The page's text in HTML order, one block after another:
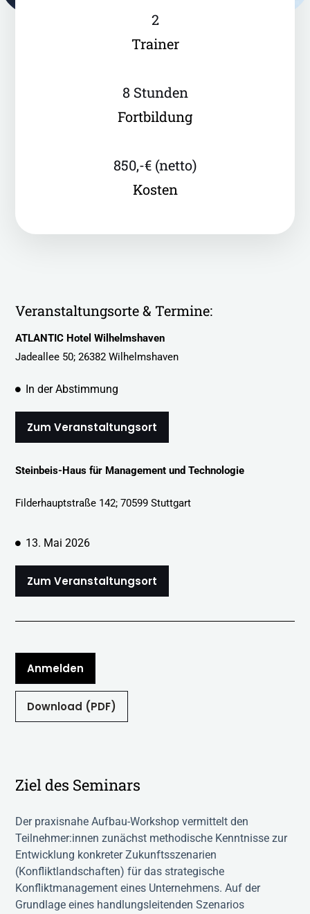
2
Trainer
8 Stunden
Fortbildung
850,-€ (netto)
Kosten
Veranstaltungsorte & Termine:
ATLANTIC Hotel Wilhelmshaven
Jadeallee 50; 26382 Wilhelmshaven
In der Abstimmung
Zum Veranstaltungsort
Steinbeis-Haus für Management und Technologie
Filderhauptstraße 142; 70599 Stuttgart
13. Mai 2026
Zum Veranstaltungsort
Anmelden
Download (PDF)
Ziel des Seminars
Der praxisnahe Aufbau-Workshop vermittelt den
Teilnehmer:innen zunächst methodische Kenntnisse zur
Entwicklung konkreter Zukunftsszenarien
(Konfliktlandschaften) für das strategische
Konfliktmanagement eines Unternehmens. Auf der
Grundlage eines handlungsleitenden Szenarios